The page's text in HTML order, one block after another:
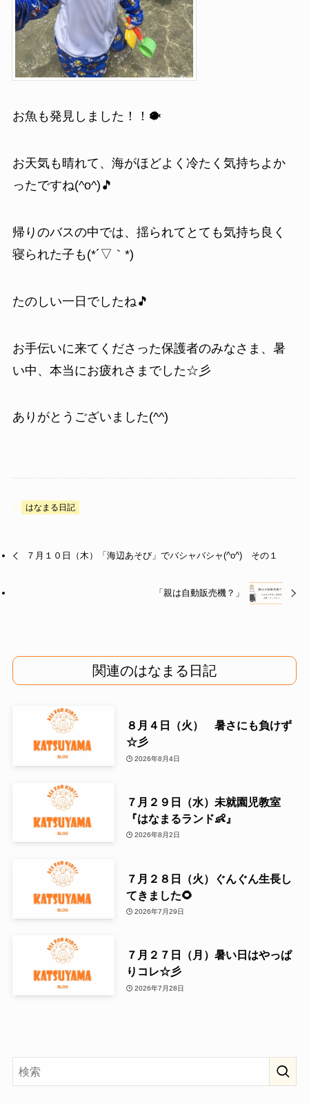
お魚も発見しました！！🐡
お天気も晴れて、海がほどよく冷たく気持ちよか
ったですね(^o^)🎵
帰りのバスの中では、揺られてとても気持ち良く
寝られた子も(*´▽｀*)
たのしい一日でしたね🎵
お手伝いに来てくださった保護者のみなさま、暑
い中、本当にお疲れさまでした☆彡
ありがとうございました(^^)
はなまる日記
７月１０日（木）「海辺あそび」でバシャバシャ(^o^) その１
「親は自動販売機？」
関連のはなまる日記
８月４日（火） 暑さにも負けず
☆彡
2026年8月4日
７月２９日（水）未就園児教室
『はなまるランド👶』
2026年8月2日
７月２８日（火）ぐんぐん生長し
てきました🌻
2026年7月29日
７月２７日（月）暑い日はやっぱ
りコレ☆彡
2026年7月28日